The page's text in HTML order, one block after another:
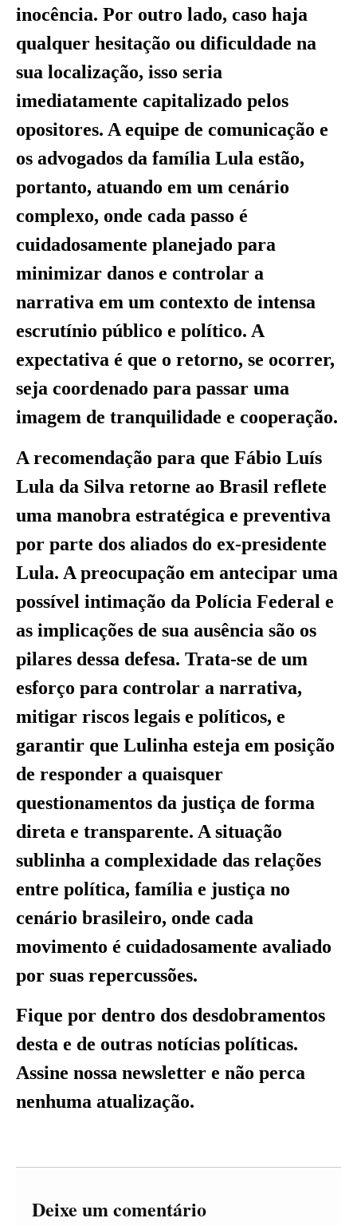
inocência. Por outro lado, caso haja
qualquer hesitação ou dificuldade na
sua localização, isso seria
imediatamente capitalizado pelos
opositores. A equipe de comunicação e
os advogados da família Lula estão,
portanto, atuando em um cenário
complexo, onde cada passo é
cuidadosamente planejado para
minimizar danos e controlar a
narrativa em um contexto de intensa
escrutínio público e político. A
expectativa é que o retorno, se ocorrer,
seja coordenado para passar uma
imagem de tranquilidade e cooperação.
A recomendação para que Fábio Luís
Lula da Silva retorne ao Brasil reflete
uma manobra estratégica e preventiva
por parte dos aliados do ex-presidente
Lula. A preocupação em antecipar uma
possível intimação da Polícia Federal e
as implicações de sua ausência são os
pilares dessa defesa. Trata-se de um
esforço para controlar a narrativa,
mitigar riscos legais e políticos, e
garantir que Lulinha esteja em posição
de responder a quaisquer
questionamentos da justiça de forma
direta e transparente. A situação
sublinha a complexidade das relações
entre política, família e justiça no
cenário brasileiro, onde cada
movimento é cuidadosamente avaliado
por suas repercussões.
Fique por dentro dos desdobramentos
desta e de outras notícias políticas.
Assine nossa newsletter e não perca
nenhuma atualização.
Deixe um comentário